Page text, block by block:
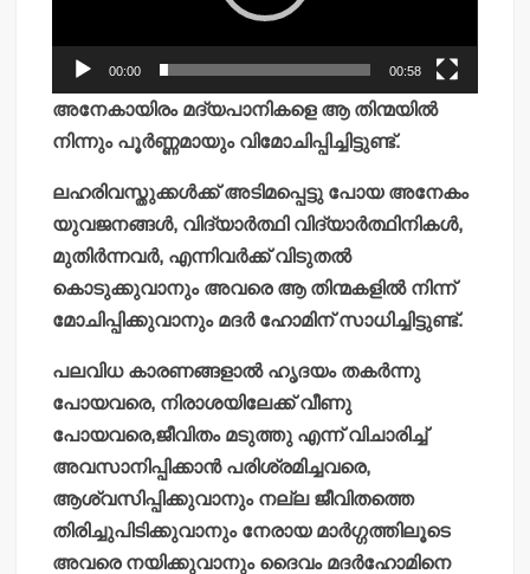
00:00 00:58
അനേകായിരം മദ്യപാനികളെ ആ തിന്മയില്‍
നിന്നും പൂര്‍ണ്ണമായും വിമോചിപ്പിച്ചിട്ടുണ്ട്.
ലഹരിവസ്തുക്കള്‍ക്ക് അടിമപ്പെട്ടു പോയ അനേകം
യുവജനങ്ങള്‍, വിദ്യാര്‍ത്ഥി വിദ്യാര്‍ത്ഥിനികള്‍,
മുതിര്‍ന്നവര്‍, എന്നിവര്‍ക്ക് വിടുതല്‍
കൊടുക്കുവാനും അവരെ ആ തിന്മകളില്‍ നിന്ന്
മോചിപ്പിക്കുവാനും മദര്‍ ഹോമിന് സാധിച്ചിട്ടുണ്ട്.
പലവിധ കാരണങ്ങളാല്‍ ഹൃദയം തകര്‍ന്നു
പോയവരെ, നിരാശയിലേക്ക് വീണു
പോയവരെ,ജീവിതം മടുത്തു എന്ന് വിചാരിച്ച്
അവസാനിപ്പിക്കാന്‍ പരിശ്രമിച്ചവരെ,
ആശ്വസിപ്പിക്കുവാനും നല്ല ജീവിതത്തെ
തിരിച്ചുപിടിക്കുവാനും നേരായ മാര്‍ഗ്ഗത്തിലൂടെ
അവരെ നയിക്കുവാനും ദൈവം മദര്‍ഹോമിനെ